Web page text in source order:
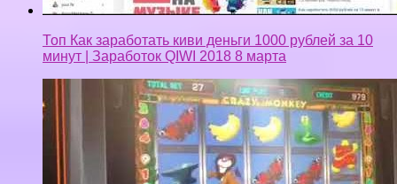
Топ Как заработать киви деньги 1000 рублей за 10
минут | Заработок QIWI 2018 8 марта